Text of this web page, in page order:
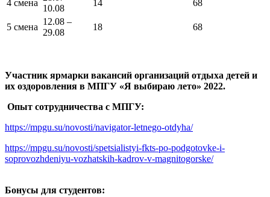
4 смена
10.08
14 68
5 смена
12.08 –
29.08
18 68
Участник ярмарки вакансий организаций отдыха детей и
их оздоровления в МПГУ «Я выбираю лето» 2022.
Опыт сотрудничества c МПГУ:
https://mpgu.su/novosti/navigator-letnego-otdyha/
https://mpgu.su/novosti/spetsialistyi-fkts-po-podgotovke-i-
soprovozhdeniyu-vozhatskih-kadrov-v-magnitogorske/
Бонусы для студентов: